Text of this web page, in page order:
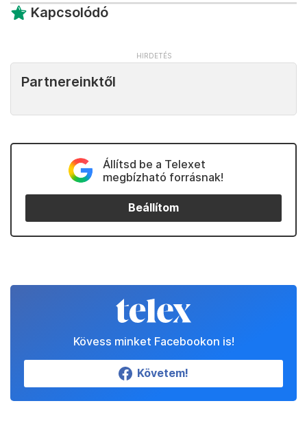
Kapcsolódó
Partnereinktől
Állítsd be a Telexet
megbízható forrásnak!
Beállítom
Kövess minket Facebookon is!
Követem!